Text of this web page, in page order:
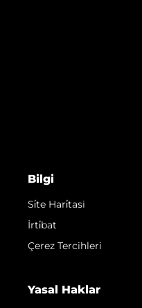
Bilgi
Si̇te Hari̇tasi
İrti̇bat
Çerez Tercihleri
Yasal Haklar